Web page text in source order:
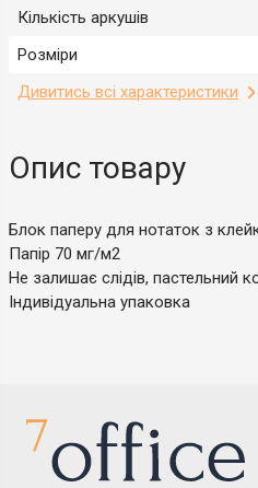
Кількість аркушів
Розміри
Дивитись всі характеристики
Опис товару
Блок паперу для нотаток з
Папір 70 мг/м2
Не залишає слідів, пастельний
Індивідуальна упаковка